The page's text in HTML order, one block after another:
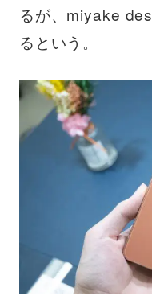
るが、miyake
るという。